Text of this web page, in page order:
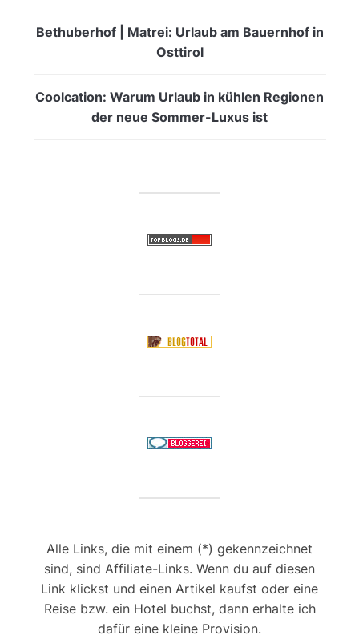
Bethuberhof | Matrei: Urlaub am Bauernhof in
Osttirol
Coolcation: Warum Urlaub in kühlen Regionen
der neue Sommer-Luxus ist
Alle Links, die mit einem (*) gekennzeichnet
sind, sind Affiliate-Links. Wenn du auf diesen
Link klickst und einen Artikel kaufst oder eine
Reise bzw. ein Hotel buchst, dann erhalte ich
dafür eine kleine Provision.